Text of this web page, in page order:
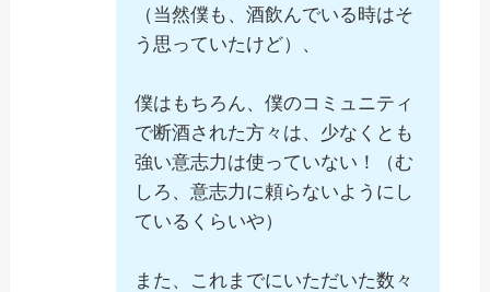
（当然僕も、酒飲んでいる時はそ
う思っていたけど）、
僕はもちろん、僕のコミュニティ
で断酒された方々は、少なくとも
強い意志力は使っていない！（む
しろ、意志力に頼らないようにし
ているくらいや）
また、これまでにいただいた数々